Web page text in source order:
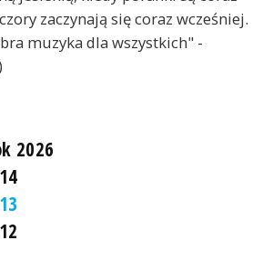
zaczynają się coraz wcześniej.
muzyka dla wszystkich" -
2026